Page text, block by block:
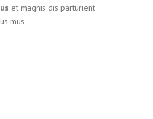
et magnis dis parturient
mus.